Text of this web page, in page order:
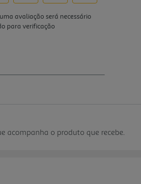
acompanha o produto que recebe.